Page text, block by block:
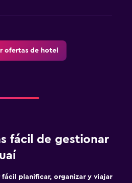
ofertas de hotel
fácil de gestionar
fácil planificar, organizar y viajar